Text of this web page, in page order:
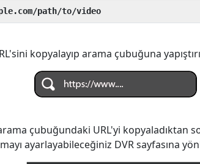
path/to/video
kopyalayıp arama çubuğuna
çubuğundaki URL'yi kopyaladıktan
ayarlayabileceğiniz DVR sayfasına